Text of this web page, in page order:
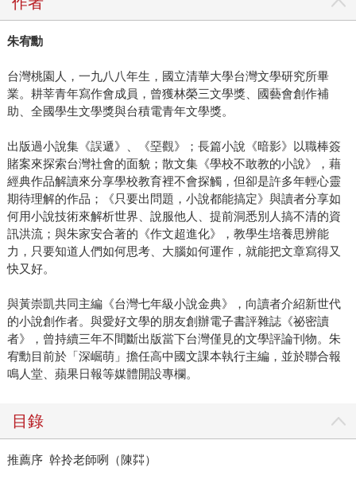
朱宥勳
台灣桃園人，一九八八年生，國立清華大學台灣文學研究所畢
業。耕莘青年寫作會成員，曾獲林榮三文學獎、國藝會創作補
助、全國學生文學獎與台積電青年文學獎。
出版過小說集《誤遞》、《堊觀》；長篇小說《暗影》以職棒簽
賭案來探索台灣社會的面貌；散文集《學校不敢教的小說》，藉
經典作品解讀來分享學校教育裡不會探觸，但卻是許多年輕心靈
期待理解的作品；《只要出問題，小說都能搞定》與讀者分享如
何用小說技術來解析世界、說服他人、提前洞悉別人搞不清的資
訊洪流；與朱家安合著的《作文超進化》，教學生培養思辨能
力，只要知道人們如何思考、大腦如何運作，就能把文章寫得又
快又好。
與黃崇凱共同主編《台灣七年級小說金典》，向讀者介紹新世代
的小說創作者。與愛好文學的朋友創辦電子書評雜誌《祕密讀
者》，曾持續三年不間斷出版當下台灣僅見的文學評論刊物。朱
宥勳目前於「深崛萌」擔任高中國文課本執行主編，並於聯合報
鳴人堂、蘋果日報等媒體開設專欄。
目錄
推薦序 幹拎老師咧（陳茻）